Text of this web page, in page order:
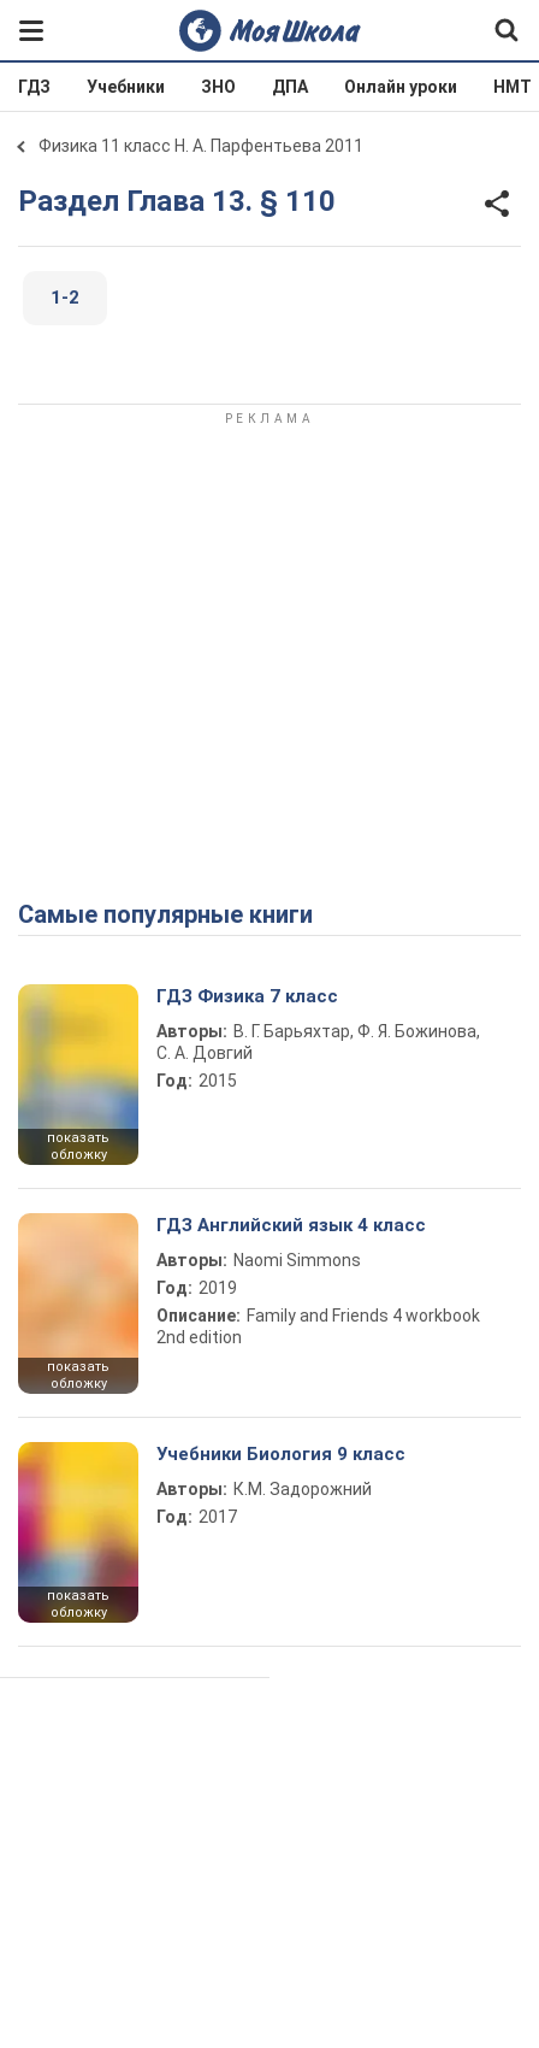
ГДЗ Учебники ЗНО ДПА Онлайн уроки НМТ
Физика 11 класс Н. А. Парфентьева 2011
Раздел Глава 13. § 110
1-2
Самые популярные книги
показать
обложку
ГДЗ Физика 7 класс
Авторы: В. Г. Барьяхтар, Ф. Я. Божинова,
С. А. Довгий
Год: 2015
показать
обложку
ГДЗ Английский язык 4 класс
Авторы: Naomi Simmons
Год: 2019
Описание: Family and Friends 4 workbook
2nd edition
показать
обложку
Учебники Биология 9 класс
Авторы: К.М. Задорожний
Год: 2017